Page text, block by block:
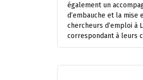
également un
d’embauche et la
chercheurs d’emploi à
correspondant à leurs